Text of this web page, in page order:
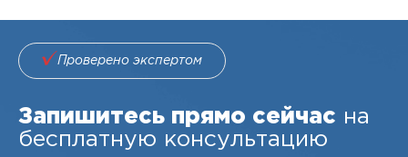
Проверено экспертом
Запишитесь прямо сейчас на
бесплатную консультацию